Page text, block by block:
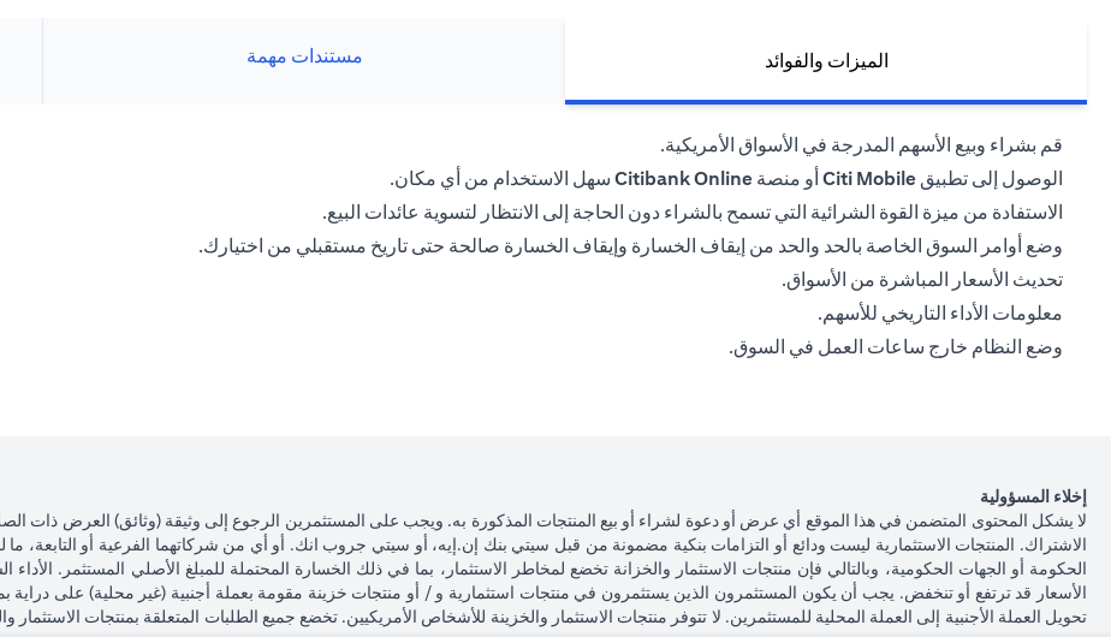
الميزات والفوائد مستندات مهمة
قم بشراء وبيع الأسهم المدرجة في الأسواق الأمريكية.
الوصول إلى تطبيق Citi Mobile أو منصة Citibank Online سهل الاستخدام من أي مكان.
الاستفادة من ميزة القوة الشرائية التي تسمح بالشراء دون الحاجة إلى الانتظار لتسوية عائدات البيع.
وضع أوامر السوق الخاصة بالحد والحد من إيقاف الخسارة وإيقاف الخسارة صالحة حتى تاريخ مستقبلي من اختيارك.
تحديث الأسعار المباشرة من الأسواق.
معلومات الأداء التاريخي للأسهم.
وضع النظام خارج ساعات العمل في السوق.
إخلاء المسؤولية
لا يشكل المحتوى المتضمن في هذا الموقع أي عرض أو دعوة لشراء أو بيع المنتجات المذكورة به. ويجب على المستثمرين الرجوع إلى وثيقة (وثائق) العرض ذات
الاشتراك. المنتجات الاستثمارية ليست ودائع أو التزامات بنكية مضمونة من قبل سيتي بنك إن.إيه، أو سيتي جروب انك. أو أي من شركاتهما الفرعية أو
الحكومة أو الجهات الحكومية، وبالتالي فإن منتجات الاستثمار والخزانة تخضع لمخاطر الاستثمار، بما في ذلك الخسارة المحتملة للمبلغ الأصلي المستثمر.
الأسعار قد ترتفع أو تنخفض. يجب أن يكون المستثمرون الذين يستثمرون في منتجات استثمارية و / أو منتجات خزينة مقومة بعملة أجنبية (غير محلية) على
تحويل العملة الأجنبية إلى العملة المحلية للمستثمرين. لا تتوفر منتجات الاستثمار والخزينة للأشخاص الأمريكيين. تخضع جميع الطلبات المتعلقة بمنتجات